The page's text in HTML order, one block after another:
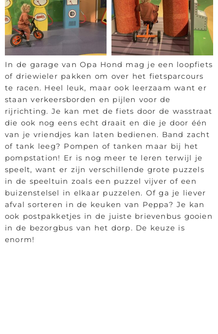
In de garage van Opa Hond mag je een loopfiets
of driewieler pakken om over het fietsparcours
te racen. Heel leuk, maar ook leerzaam want er
staan verkeersborden en pijlen voor de
rijrichting. Je kan met de fiets door de wasstraat
die ook nog eens echt draait en die je door één
van je vriendjes kan laten bedienen. Band zacht
of tank leeg? Pompen of tanken maar bij het
pompstation! Er is nog meer te leren terwijl je
speelt, want er zijn verschillende grote puzzels
in de speeltuin zoals een puzzel vijver of een
buizenstelsel in elkaar puzzelen. Of ga je liever
afval sorteren in de keuken van Peppa? Je kan
ook postpakketjes in de juiste brievenbus gooien
in de bezorgbus van het dorp. De keuze is
enorm!